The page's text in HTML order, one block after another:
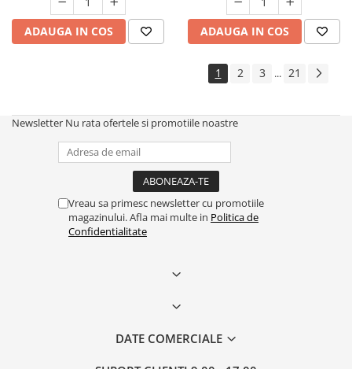
ADAUGA IN COS ADAUGA IN COS
1 2 3 ... 21
Newsletter Nu rata ofertele si promotiile noastre
Vreau sa primesc newsletter cu promotiile
magazinului. Afla mai multe in Politica de
Confidentialitate
DATE COMERCIALE